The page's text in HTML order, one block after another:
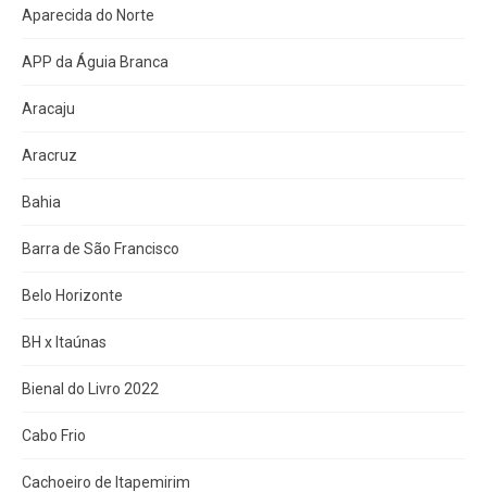
Aparecida do Norte
APP da Águia Branca
Aracaju
Aracruz
Bahia
Barra de São Francisco
Belo Horizonte
BH x Itaúnas
Bienal do Livro 2022
Cabo Frio
Cachoeiro de Itapemirim